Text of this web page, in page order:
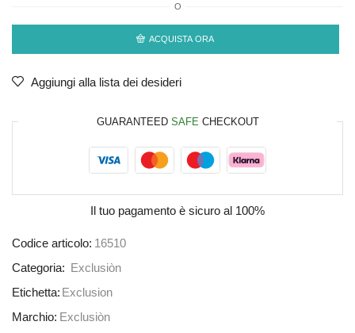
O
ACQUISTA ORA
Aggiungi alla lista dei desideri
GUARANTEED SAFE CHECKOUT
Il tuo pagamento è sicuro al 100%
Codice articolo: 16510
Categoria:
Exclusiòn
Etichetta: Exclusion
Marchio: Exclusiòn